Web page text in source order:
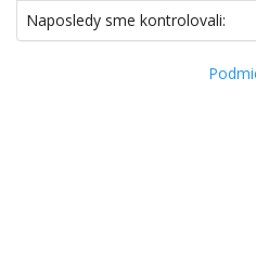
Naposledy sme kontrolovali: